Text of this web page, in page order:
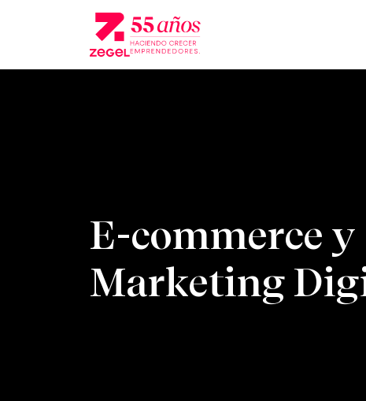
E-commerce y
Marketing